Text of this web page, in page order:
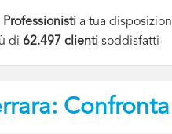
Professionisti a tua
di62.497 clientisoddisfatti